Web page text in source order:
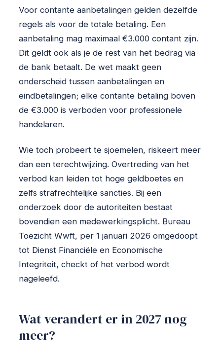
Voor contante aanbetalingen gelden dezelfde
regels als voor de totale betaling. Een
aanbetaling mag maximaal €3.000 contant zijn.
Dit geldt ook als je de rest van het bedrag via
de bank betaalt. De wet maakt geen
onderscheid tussen aanbetalingen en
eindbetalingen; elke contante betaling boven
de €3.000 is verboden voor professionele
handelaren.
Wie toch probeert te sjoemelen, riskeert meer
dan een terechtwijzing. Overtreding van het
verbod kan leiden tot hoge geldboetes en
zelfs strafrechtelijke sancties. Bij een
onderzoek door de autoriteiten bestaat
bovendien een medewerkingsplicht. Bureau
Toezicht Wwft, per 1 januari 2026 omgedoopt
tot Dienst Financiële en Economische
Integriteit, checkt of het verbod wordt
nageleefd.
Wat verandert er in 2027 nog
meer?